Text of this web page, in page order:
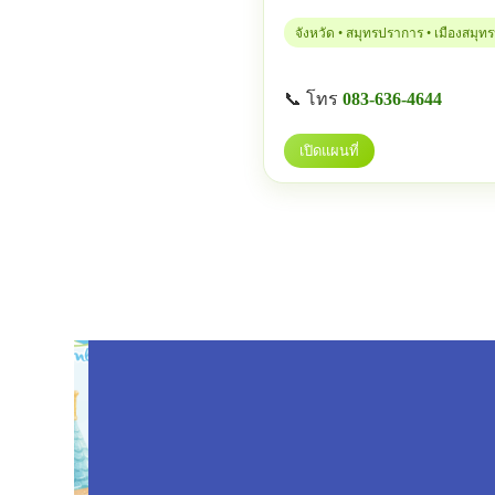
จังหวัด • สมุทรปราการ • เมืองสมุท
📞 โทร 083-636-4644
เปิดแผนที่